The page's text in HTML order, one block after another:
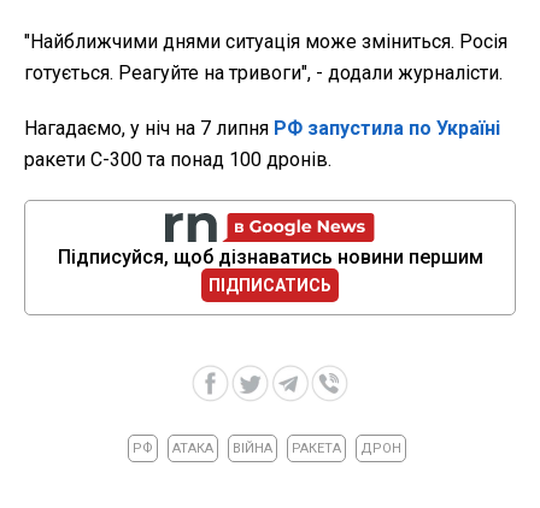
"Найближчими днями ситуація може зміниться. Росія
готується. Реагуйте на тривоги", - додали журналісти.
Нагадаємо, у ніч на 7 липня РФ запустила по Україні
ракети С-300 та понад 100 дронів.
Підписуйся, щоб дізнаватись новини першим
ПІДПИСАТИСЬ
РФ АТАКА ВІЙНА РАКЕТА ДРОН